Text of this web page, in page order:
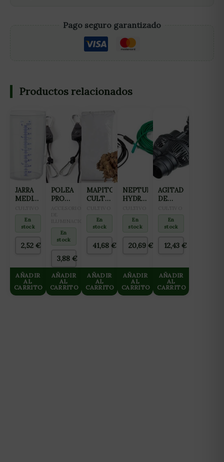
Pago seguro garantizado
Productos relacionados
JARRA
MEDIDORA
En
stock
2,52 €
AÑADIR
AL
CARRITO
POLEA
PRO
En
stock
3,88 €
AÑADIR
AL
CARRITO
MAPITO
CULTIWOOL
En
stock
41,68€
AÑADIR
AL
CARRITO
NEPTUNE
HYDROPONICS
CALOR
60W
En
stock
20,69 €
AÑADIR
AL
CARRITO
AGITADOR
DE
12W
6000L/H
ROTORES
(WAVE
NEPTUNE
HIDROPONICS
En
stock
12,43€
AÑADIR
AL
CARRITO